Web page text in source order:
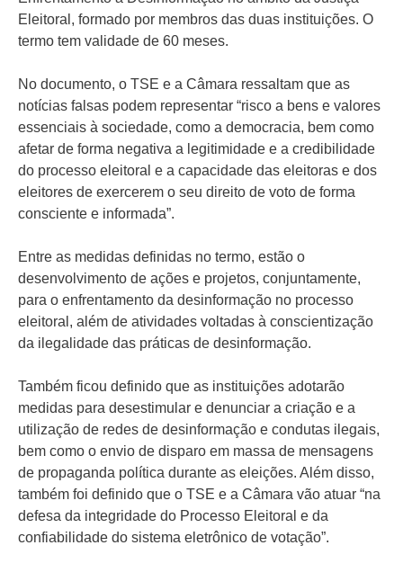
Eleitoral, formado por membros das duas instituições. O
termo tem validade de 60 meses.
No documento, o TSE e a Câmara ressaltam que as
notícias falsas podem representar “risco a bens e valores
essenciais à sociedade, como a democracia, bem como
afetar de forma negativa a legitimidade e a credibilidade
do processo eleitoral e a capacidade das eleitoras e dos
eleitores de exercerem o seu direito de voto de forma
consciente e informada”.
Entre as medidas definidas no termo, estão o
desenvolvimento de ações e projetos, conjuntamente,
para o enfrentamento da desinformação no processo
eleitoral, além de atividades voltadas à conscientização
da ilegalidade das práticas de desinformação.
Também ficou definido que as instituições adotarão
medidas para desestimular e denunciar a criação e a
utilização de redes de desinformação e condutas ilegais,
bem como o envio de disparo em massa de mensagens
de propaganda política durante as eleições. Além disso,
também foi definido que o TSE e a Câmara vão atuar “na
defesa da integridade do Processo Eleitoral e da
confiabilidade do sistema eletrônico de votação”.